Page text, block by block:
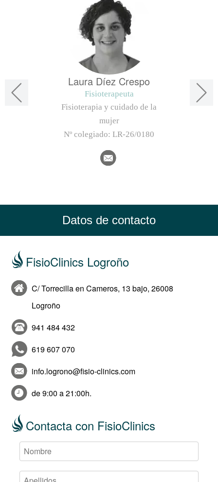
Laura Díez Crespo
Fisioterapeuta
Fisioterapia y cuidado de la
mujer
Nº colegiado: LR-26/0180
Datos de contacto
FisioClinics Logroño
C/ Torrecilla en Cameros, 13 bajo, 26008
Logroño
941 484 432
619 607 070
info.logrono@fisio-clinics.com
de 9:00 a 21:00h.
Contacta con FisioClinics